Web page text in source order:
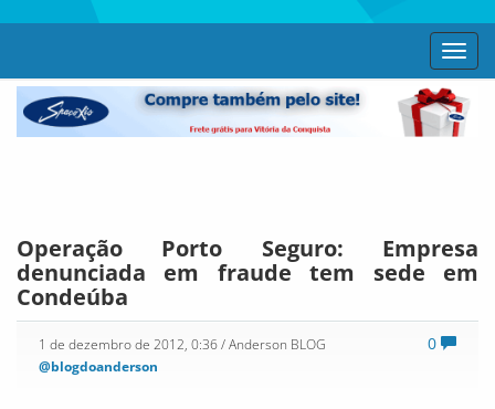
Operação Porto Seguro: Empresa
denunciada em fraude tem sede em
Condeúba
0
1 de dezembro de 2012, 0:36/ Anderson BLOG
@blogdoanderson